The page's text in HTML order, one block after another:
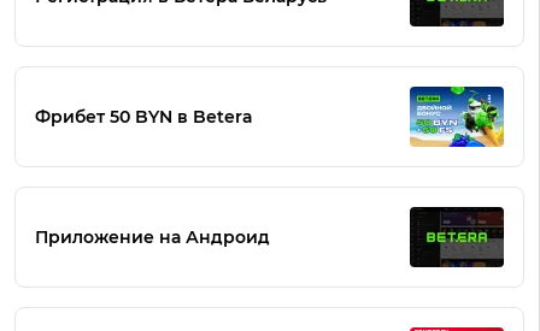
Фрибет 50 BYN в Betera
Приложение на Андроид